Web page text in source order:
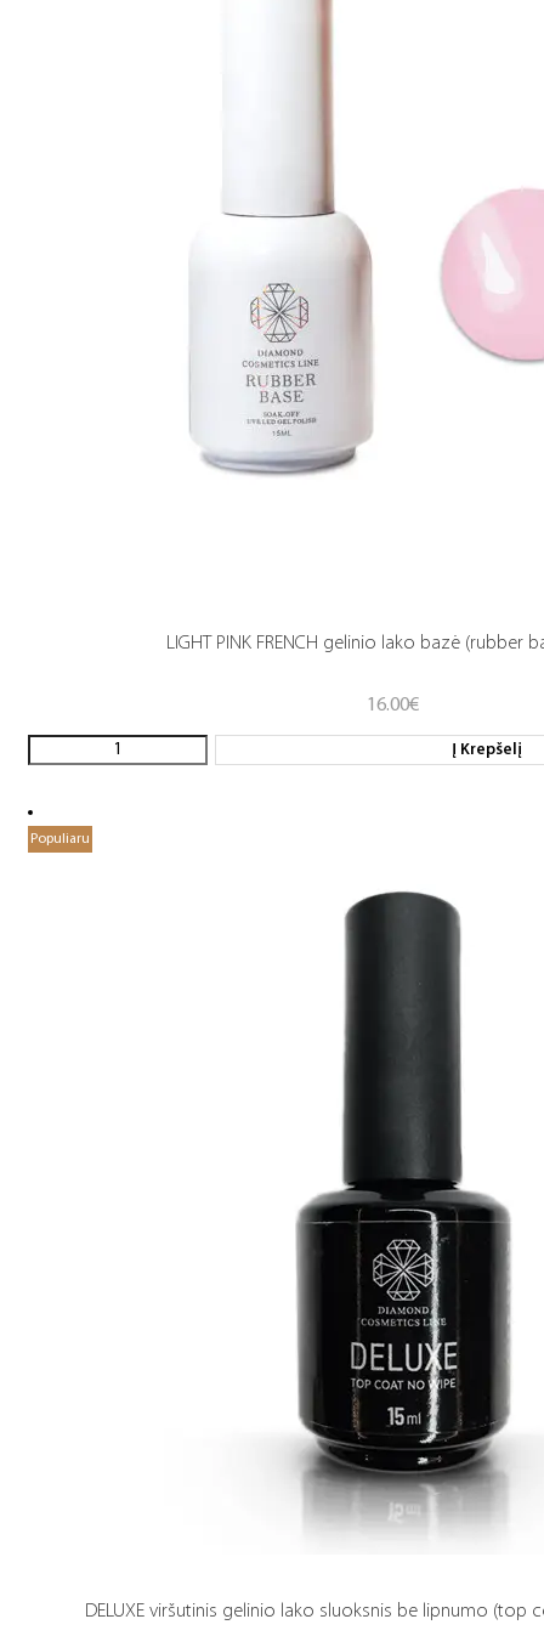
LIGHT PINK FRENCH gelinio lako bazė (rubber
16.00€
Į Krepšelį
Populiaru
DELUXE viršutinis gelinio lako sluoksnis be lipnumo (top